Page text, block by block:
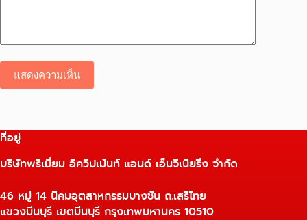
แสดงความเห็น
ที่อยู่
บริษัทพรีเมี่ยม อิควิปเม้นท์ แอนด์ เอ็นจิเนียริ่ง จำกัด
46 หมู่ 14 นิคมอุตสาหกรรมบางชัน ถ.เสรีไทย
แขวงมีนบุรี เขตมีนบุรี กรุงเทพมหานคร 10510